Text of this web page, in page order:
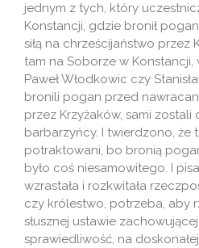
jednym z tych, który
Konstancji, gdzie bronił
siłą na chrześcijaństwo przez
tam na Soborze w Konstancji,
Paweł Włodkowic czy
bronili pogan przed
przez Krzyżaków, sami zostali
barbarzyńcy. I twierdzono, że
potraktowani, bo bronią
było coś niesamowitego. I
wzrastała i rozkwitała
czy królestwo, potrzeba, aby
słusznej ustawie
sprawiedliwość, na